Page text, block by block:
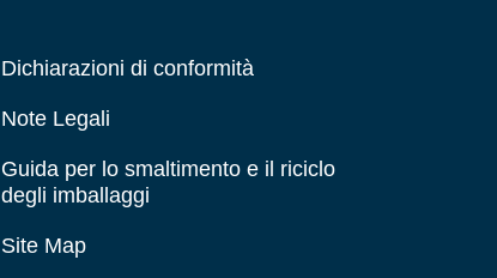
Dichiarazioni di conformità
Note Legali
Guida per lo smaltimento e il riciclo
degli imballaggi
Site Map